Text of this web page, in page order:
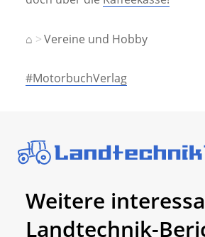
⌂ Vereine und Hobby
#MotorbuchVerlag
Weitere
Landtechnik-